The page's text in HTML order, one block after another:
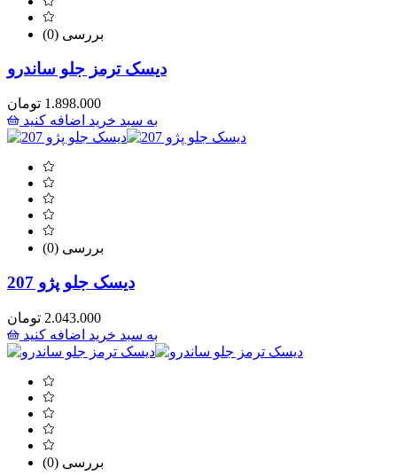
(0) بررسی
دیسک ترمز جلو ساندرو
1.898.000 تومان
به سبد خرید اضافه کنید
(0) بررسی
دیسک جلو پژو 207
2.043.000 تومان
به سبد خرید اضافه کنید
(0) بررسی